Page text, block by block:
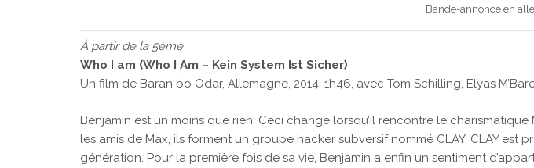
Bande-annonce en
À partir de la 5ème
Who I am (Who I Am – Kein System Ist Sicher)
Un film de Baran bo Odar, Allemagne, 2014, 1h46, avec Tom Schilling, Elyas
Benjamin est un moins que rien. Ceci change lorsqu’il rencontre le
les amis de Max, ils forment un groupe hacker subversif nommé CLAY. CLAY
génération. Pour la première fois de sa vie, Benjamin a enfin un sentiment